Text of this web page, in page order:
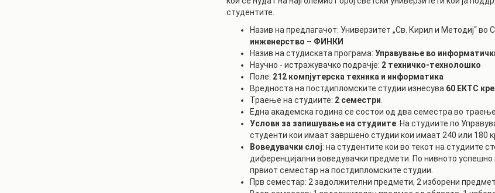
ИЗБОР
ЛАБОРАТОРИИ
ИЗВЕШТАИ ЗА
ФАКУЛТЕТОТ
ФИНКИ LIVE
ЦЕНТРИ
АЛУМНИ
ЧАСОВИ
АКАДЕМСКИ
КАЛЕНДАР
ОДБРАНИ
ДИПЛОМСКИ/
МАГИСТЕРСКИ
ОДБРАНИ
студентите.
Назив на предлагачот: Универзитет „Св. Кирил и Методиј“ во
инженерство – ФИНКИ
Назив на студиската програма: Управување во
Научно - истражувачко подрачје: 2 техничко-технолошко
Поле: 212 компјутерска техника и информатика
Вредноста на постдипломските студии изнесува 60 ЕКТС
Траење на студиите: 2 семестри
Една академска година се состои од два семестра во
Услови за запишување на студиите: На студиите по
студенти кои имаат завршено студии кои имаат 240 или 180
Воведувачки слој: на студентите кои во текот на студиите
диференцијални воведувачки предмети. По нивното
првиот семестар на постдипломските студии.
Прв семестар: 2 задолжителни предмети, 2 изборени